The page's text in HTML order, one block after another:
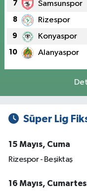
7 Samsunspor
8 Rizespor
9 Konyaspor
10 Alanyaspor
Süper Lig
15 Mayıs, Cuma
Rizespor - Beşiktaş
16 Mayıs,